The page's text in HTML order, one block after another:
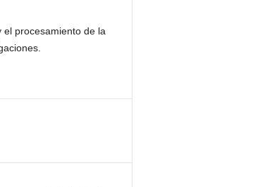
procesamiento de la